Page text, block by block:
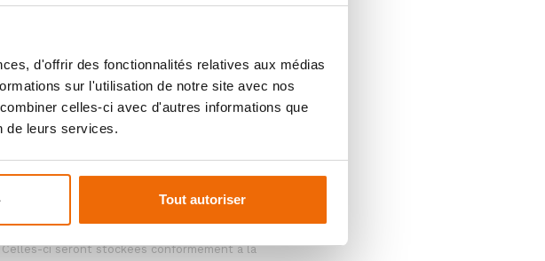
d'offrir des fonctionnalités relatives aux médias
sur l'utilisation de notre site avec nos
celles-ci avec d'autres informations que
de leurs services.
Tout autoriser
ci seront stockées conformément à la